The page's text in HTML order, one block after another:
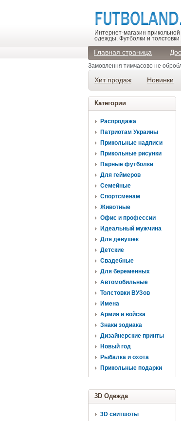
Интернет-магазин
одежды. Футболки и толстовки
Главная страница
Замовлення тимчасово не
Хит продаж Новинки
Категории
Распродажа
Патриотам Украины
Прикольные надписи
Прикольные рисунки
Парные футболки
Для геймеров
Семейные
Спортсменам
Животные
Офис и профессии
Идеальный мужчина
Для девушек
Детские
Свадебные
Для беременных
Автомобильные
Толстовки ВУЗов
Имена
Армия и войска
Знаки зодиака
Дизайнерские принты
Новый год
Рыбалка и охота
Прикольные подарки
3D Одежда
3D свитшоты